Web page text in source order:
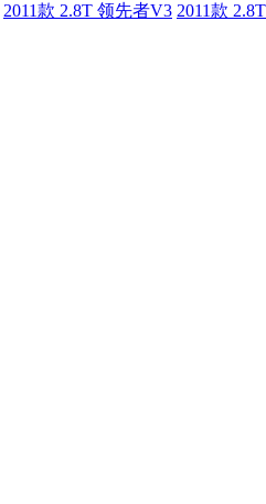
2011款 2.8T 领先者V3 2011款